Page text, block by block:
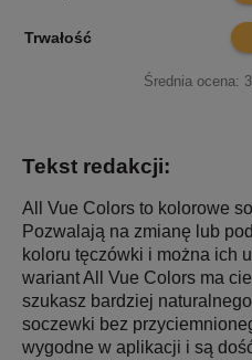
Trwałość 8
Średnia ocena:
Tekst redakcji:
All Vue Colors to kolorowe
Pozwalają na zmianę lub
koloru tęczówki i można ich
wariant All Vue Colors ma
szukasz bardziej
soczewki bez
wygodne w aplikacji i są